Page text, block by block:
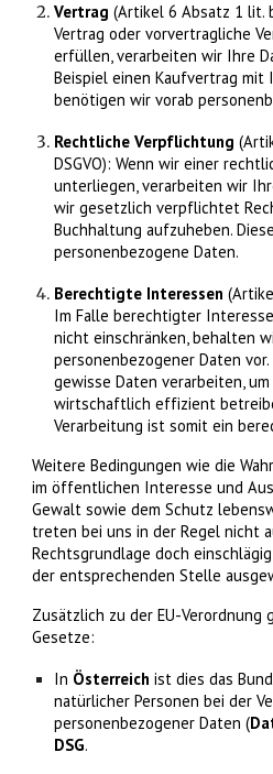
Vertrag (Artikel 6 Absatz 1 lit.
Vertrag oder vorvertragliche
erfüllen, verarbeiten wir Ihre
Beispiel einen Kaufvertrag mit
benötigen wir vorab
Rechtliche Verpflichtung
DSGVO): Wenn wir einer
unterliegen, verarbeiten wir
wir gesetzlich verpflichtet
Buchhaltung aufzuheben.
personenbezogene Daten.
Berechtigte Interessen
Im Falle berechtigter
nicht einschränken, behalten
personenbezogener Daten
gewisse Daten verarbeiten,
wirtschaftlich effizient
Verarbeitung ist somit ein
Weitere Bedingungen wie die
im öffentlichen Interesse und
Gewalt sowie dem Schutz
treten bei uns in der Regel nicht
Rechtsgrundlage doch
der entsprechenden Stelle
Zusätzlich zu der EU-Verordnung
Gesetze:
In Österreich ist dies das
natürlicher Personen bei der
personenbezogener Daten (
DSG.